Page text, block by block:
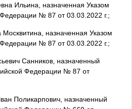
Ильина, назначенная Указом
№ 87 от 03.03.2022 г.;
назначенная Указом
№ 87 от 03.03.2022 г.;
Санников, назначенный
Федерации № 87 от
Поликарпович, назначенный